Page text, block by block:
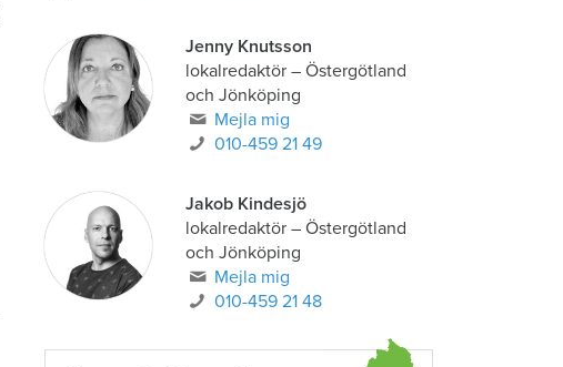
Jenny Knutsson
lokalredaktör– Östergötland
och Jönköping
Mejla mig
010-459 21 49
Jakob Kindesjö
lokalredaktör– Östergötland
och Jönköping
Mejla mig
010-459 21 48